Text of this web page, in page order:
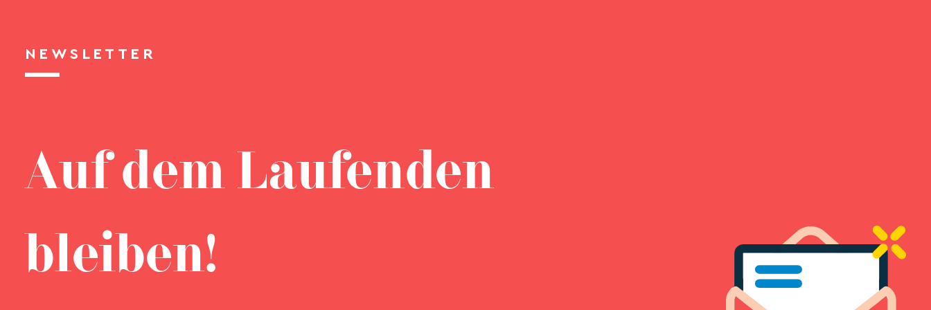
NEWSLETTER
Auf dem Laufenden
bleiben!